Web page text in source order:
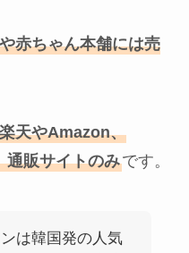
赤ちゃん本舗には売
天やAmazon、
販サイトのみです。
は韓国発の人気